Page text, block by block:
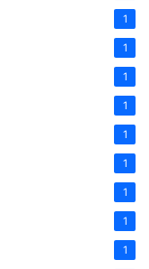
1
1
1
1
1
1
1
1
1